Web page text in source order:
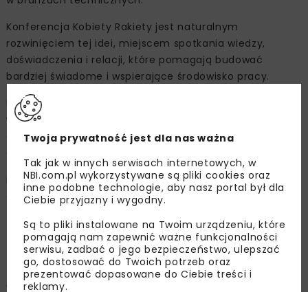
Konferencja Kobiety Rakiety jest naturalnym
rozwinięciem tej idei, miejscem spotkania wiedzy,
doświadczenia i relacji, które pomagają budować
bardziej świadome i wspierające środowisko pracy.
Udział w konferencji to możliwość zdobycia praktycznej
wiedzy, poznania perspektywy ekspertów
oraz nawiązania wartościowych relacji wspierających
Przyszłość branży zależy nie tylko od technologii,
ale przede wszystkim od ludzi, którzy ją tworzą.
Szczegółowe informacje o wydarzeniu:
Termin:08.06.2026, 11.00-17.00
Miejsce:Klub Studio, ul. Budryka 4, Kraków
E-mail:info@mentoringf2f.com
WWW:https://kobietyrakiety.pl
Twoja prywatność jest dla nas ważna
Tak jak w innych serwisach internetowych, w
NBI.com.pl wykorzystywane są pliki cookies oraz
inne podobne technologie, aby nasz portal był dla
Ciebie przyjazny i wygodny.
Są to pliki instalowane na Twoim urządzeniu, które
pomagają nam zapewnić ważne funkcjonalności
serwisu, zadbać o jego bezpieczeństwo, ulepszać
go, dostosować do Twoich potrzeb oraz
prezentować dopasowane do Ciebie treści i
reklamy.